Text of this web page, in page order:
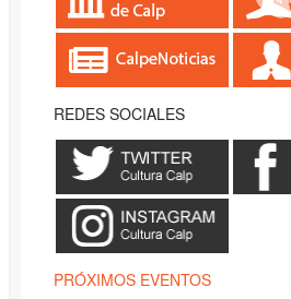
REDES SOCIALES
PRÓXIMOS EVENTOS